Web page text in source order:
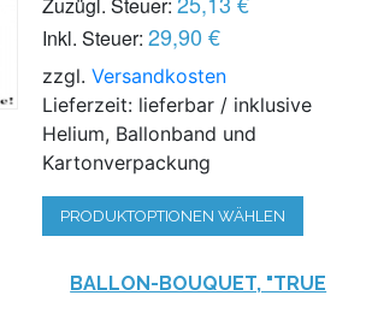
Inkl. Steuer: 29,90 €
zzgl.Versandkosten
Lieferzeit: lieferbar / inklusive
Helium, Ballonband und
Kartonverpackung
PRODUKTOPTIONEN WÄHLEN
BALLON-BOUQUET, "TRUE